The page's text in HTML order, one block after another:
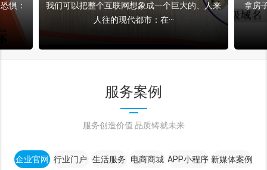
惧：
我们可以把整个互联网想象成一个巨大的、人来
人往的现代都市：在···
拿房
服务案例
服务创造价值 品质铸就未来
企业官网 行业门户 生活服务 电商商城 APP小程序 新媒体案例